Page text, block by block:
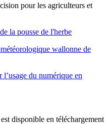
pour les agriculteurs et
la pousse de l'herbe
wallonne de
du numérique en
disponible en téléchargement